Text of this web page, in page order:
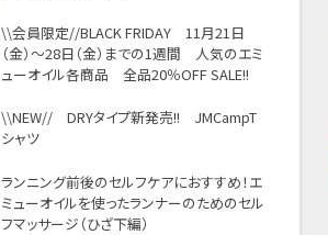
\\会員限定//BLACK FRIDAY 11月21日
（金）～28日（金）までの1週間 人気のエミ
ューオイル各商品 全品20％OFF SALE!!
\\NEW// DRYタイプ新発売!! JMCampT
シャツ
ランニング前後のセルフケアにおすすめ！エ
ミューオイルを使ったランナーのためのセル
フマッサージ（ひざ下編）